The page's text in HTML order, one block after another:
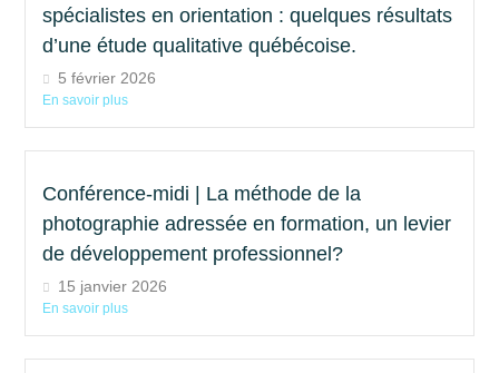
spécialistes en orientation : quelques résultats
d’une étude qualitative québécoise.
5 février 2026
En savoir plus
Conférence-midi | La méthode de la
photographie adressée en formation, un levier
de développement professionnel?
15 janvier 2026
En savoir plus